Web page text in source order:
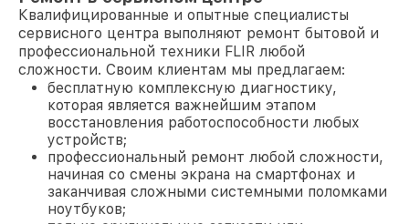
Квалифицированные и опытные специалисты
сервисного центра выполняют ремонт бытовой и
профессиональной техники FLIR любой
сложности. Своим клиентам мы предлагаем:
бесплатную комплексную диагностику,
которая является важнейшим этапом
восстановления работоспособности любых
устройств;
профессиональный ремонт любой сложности,
начиная со смены экрана на смартфонах и
заканчивая сложными системными поломками
ноутбуков;